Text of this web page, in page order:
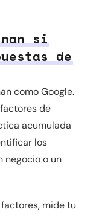
si
de
como Google.
de
acumulada
los
negocio o un
mide tu